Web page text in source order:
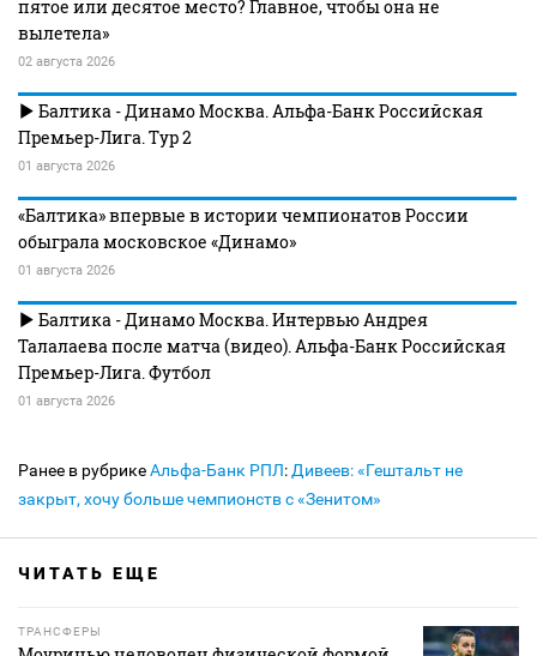
пятое или десятое место? Главное, чтобы она не
вылетела»
02 августа 2026
Балтика - Динамо Москва. Альфа-Банк Российская
Премьер-Лига. Тур 2
01 августа 2026
«Балтика» впервые в истории чемпионатов России
обыграла московское «Динамо»
01 августа 2026
Балтика - Динамо Москва. Интервью Андрея
Талалаева после матча (видео). Альфа-Банк Российская
Премьер-Лига. Футбол
01 августа 2026
Ранее в рубрикеАльфа-Банк РПЛ: Дивеев: «Гештальт не
закрыт, хочу больше чемпионств с «Зенитом»
ЧИТАТЬ ЕЩЕ
ТРАНСФЕРЫ